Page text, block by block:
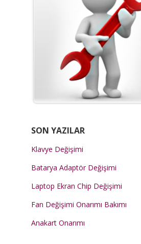
SON YAZILAR
Klavye Değişimi
Batarya Adaptör Değişimi
Laptop Ekran Chip Değişimi
Fan Değişimi Onarımı Bakımı
Anakart Onarımı